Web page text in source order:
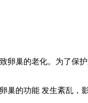
卵巢的老化。为了保
巢的功能 发生紊乱，